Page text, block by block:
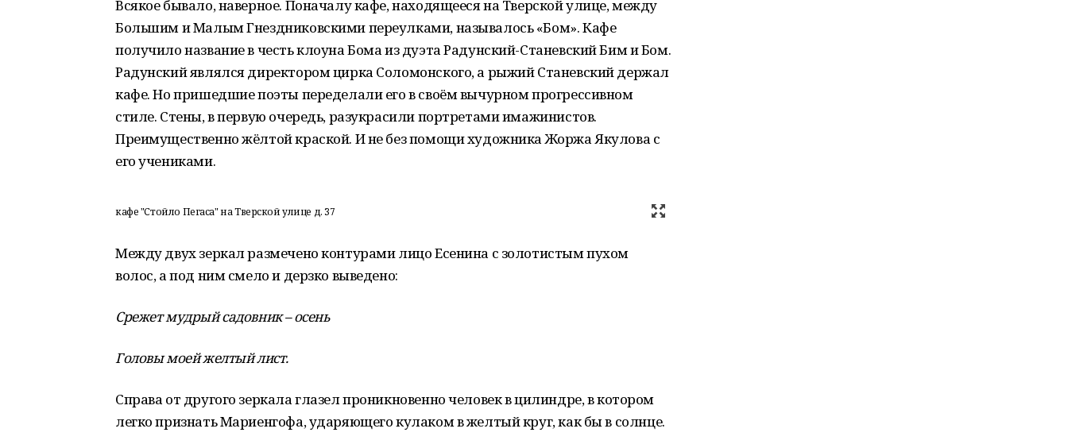
Всякое бывало, наверное. Поначалу кафе, находящееся на Тверской улице, между
Большим и Малым Гнездниковскими переулками, называлось «Бом». Кафе
получило название в честь клоуна Бома из дуэта Радунский-Станевский Бим и Бом.
Радунский являлся директором цирка Соломонского, а рыжий Станевский держал
кафе. Но пришедшие поэты переделали его в своём вычурном прогрессивном
стиле. Стены, в первую очередь, разукрасили портретами имажинистов.
Преимущественно жёлтой краской. И не без помощи художника Жоржа Якулова с
его учениками.
кафе "Стойло Пегаса" на Тверской улице д. 37
Между двух зеркал размечено контурами лицо Есенина с золотистым пухом
волос, а под ним смело и дерзко выведено:
Срежет мудрый садовник – осень
Головы моей желтый лист.
Справа от другого зеркала глазел проникновенно человек в цилиндре, в котором
легко признать Мариенгофа, ударяющего кулаком в желтый круг, как бы в солнце.